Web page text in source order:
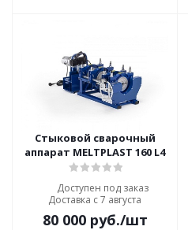
Стыковой сварочный
аппарат MELTPLAST 160 L4
Доступен под заказ
Доставка с 7 августа
80 000руб./шт